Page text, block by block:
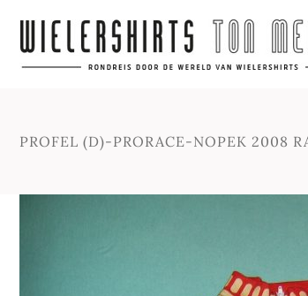
PROFEL (D)-PRORACE-NOPEK 2008